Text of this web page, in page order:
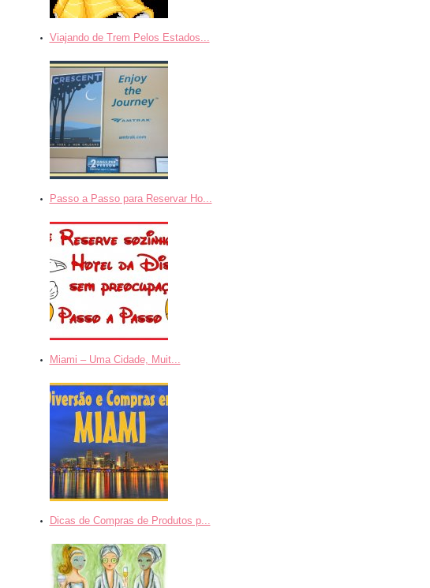
Viajando de Trem Pelos Estados...
Passo a Passo para Reservar Ho...
Miami – Uma Cidade, Muit...
Dicas de Compras de Produtos p...